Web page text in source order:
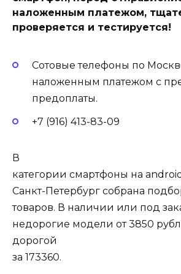
наложенным платежом,
проверяется и тестируется!
Сотовые телефоны по
наложенным платежом с
предоплаты.
+7 (916) 413-83-09
В
категории смартфоны на
Санкт-Петербург собрана
товаров. В наличии или под
недорогие модели от 3850
дорогой
за 173360.